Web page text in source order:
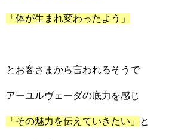
「体が生まれ変わったよう」
とお客さまから言われるそうで
アーユルヴェーダの底力を感じ
「その魅力を伝えていきたい」 と